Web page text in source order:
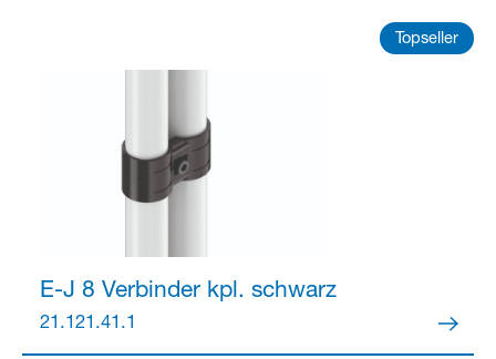
Topseller
E-J 8 Verbinder kpl. schwarz
21.121.41.1